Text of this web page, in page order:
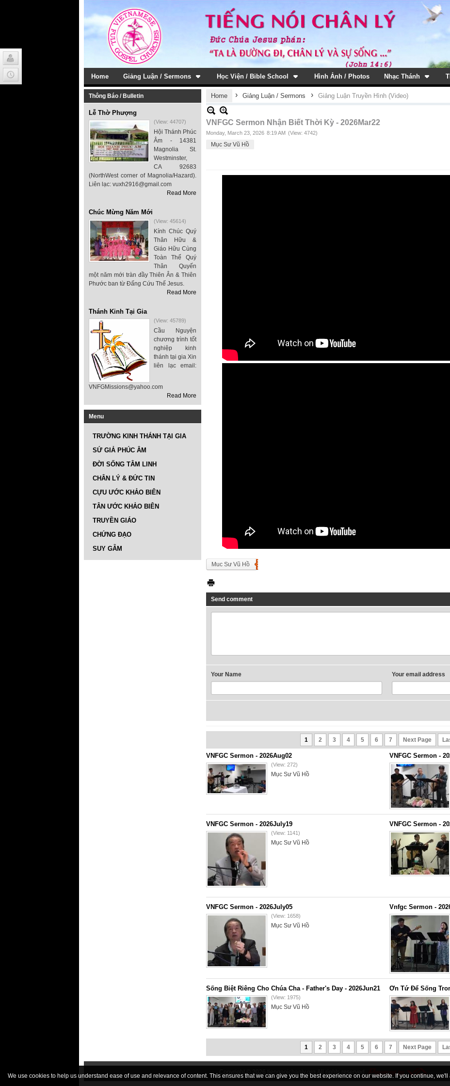
Home Giảng Luận / Sermons Học Viện / Bible School Hình Ảnh / Photos Nhạc Thánh
Thông Báo / Bulletin
Lễ Thờ Phượng
(View: 44707)
Hội Thánh Phúc
Âm - 14381
Magnolia St.
Westminster,
CA 92683
(NorthWest corner of Magnolia/Hazard).
Liên lạc: vuxh2916@gmail.com
Read More
Chúc Mừng Năm Mới
(View: 45614)
Kính Chúc Quý
Thân Hữu &
Giáo Hữu Cùng
Toàn Thể Quý
Thân Quyến
một năm mới tràn đầy Thiên Ân & Thiên
Phước ban từ Đấng Cứu Thế Jesus.
Read More
Thánh Kinh Tại Gia
(View: 45789)
Cầu Nguyện
chương trình tốt
nghiệp kinh
thánh tại gia Xin
liên lạc email:
VNFGMissions@yahoo.com
Read More
Menu
TRƯỜNG KINH THÁNH TẠI GIA
SỨ GIẢ PHÚC ÂM
ĐỜI SỐNG TÂM LINH
CHÂN LÝ & ĐỨC TIN
CỰU ƯỚC KHẢO BIÊN
TÂN ƯỚC KHẢO BIÊN
TRUYỀN GIÁO
CHỨNG ĐẠO
SUY GẪM
Home › Giảng Luận / Sermons › Giảng Luận Truyền Hình (Video)
VNFGC Sermon Nhận Biết Thời Kỳ - 2026Mar22
Monday, March 23, 2026 8:19 AM (View: 4742)
Mục Sư Vũ Hồ
Muc Sư Vũ Hồ
Send comment
Your Name Your email address
1 2 3 4 5 6 7 Next Page
VNFGC Sermon - 2026Aug02
(View: 272)
Mục Sư Vũ Hồ
VNFGC Sermon -
VNFGC Sermon - 2026July19
(View: 1141)
Mục Sư Vũ Hồ
VNFGC Sermon -
VNFGC Sermon - 2026July05
(View: 1658)
Mục Sư Vũ Hồ
Vnfgc Sermon -
Sống Biệt Riêng Cho Chúa Cha - Father's Day - 2026Jun21
(View: 1975)
Mục Sư Vũ Hồ
Ơn Tứ Để Sống
1 2 3 4 5 6 7 Next Page
Copyright © 2026 tiengnoichanly.org All rights reserved
We use cookies to help us understand ease of use and relevance of content. This ensures that we can give you the best experience on our website. If you continue,